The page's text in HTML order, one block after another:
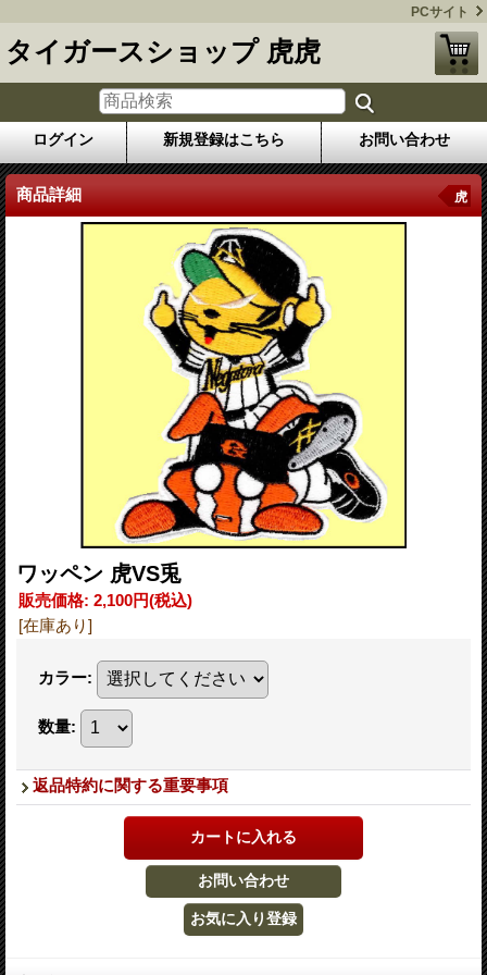
PCサイト
タイガースショップ 虎虎
ログイン 新規登録はこちら お問い合わせ
商品詳細 虎
ワッペン 虎VS兎
販売価格: 2,100円(税込)
[在庫あり]
カラー:
数量:
返品特約に関する重要事項